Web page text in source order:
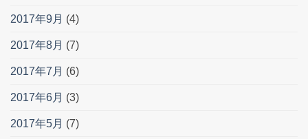
2017年9月 (4)
2017年8月 (7)
2017年7月 (6)
2017年6月 (3)
2017年5月 (7)